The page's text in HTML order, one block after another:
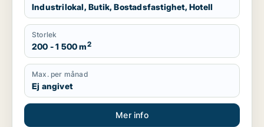
Industrilokal, Butik, Bostadsfastighet, Hotell
Storlek
200 - 1 500 m2
Max. per månad
Ej angivet
Mer info